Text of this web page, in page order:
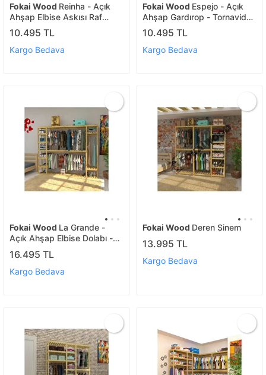
Fokai Wood Reinha - Açık
Ahşap Elbise Askısı Raf
Sistemi Gardırop
10.495 TL
Kargo Bedava
Fokai Wood Espejo - Açık
Ahşap Gardırop - Tornavida
Matkap Usta Gerekmez
10.495 TL
Kargo Bedava
Fokai Wood La Grande -
Açık Ahşap Elbise Dolabı -
Gardırop
16.495 TL
Kargo Bedava
Fokai Wood Deren Sinem
13.995 TL
Kargo Bedava